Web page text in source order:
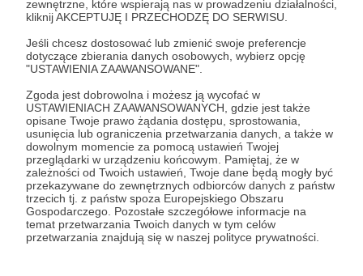
zewnętrzne, które wspierają nas w prowadzeniu działalności,
kliknij AKCEPTUJĘ I PRZECHODZĘ DO SERWISU.
Jeśli chcesz dostosować lub zmienić swoje preferencje
dotyczące zbierania danych osobowych, wybierz opcję
"USTAWIENIA ZAAWANSOWANE".
Zgoda jest dobrowolna i możesz ją wycofać w
USTAWIENIACH ZAAWANSOWANYCH, gdzie jest także
opisane Twoje prawo żądania dostępu, sprostowania,
usunięcia lub ograniczenia przetwarzania danych, a także w
dowolnym momencie za pomocą ustawień Twojej
przeglądarki w urządzeniu końcowym. Pamiętaj, że w
zależności od Twoich ustawień, Twoje dane będą mogły być
przekazywane do zewnętrznych odbiorców danych z państw
trzecich tj. z państw spoza Europejskiego Obszaru
Gospodarczego. Pozostałe szczegółowe informacje na
temat przetwarzania Twoich danych w tym celów
przetwarzania znajdują się w naszej polityce prywatności.
Dołącz do grona Patronów!
Wesprzyj działalność AutoraMarcin Ogdowski
już
teraz!
Zostań Patronem